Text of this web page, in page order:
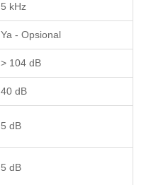
5 kHz
Ya - Opsional
> 104 dB
40 dB
5 dB
5 dB